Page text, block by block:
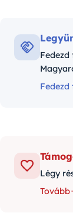
Légy
Tovább